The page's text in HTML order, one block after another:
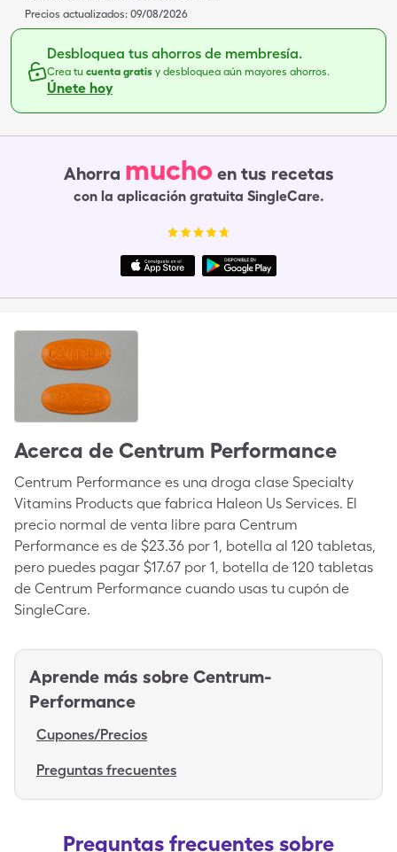
Precios actualizados: 09/08/2026
Desbloquea tus ahorros de membresía.
Crea tu cuenta gratis y desbloquea aún mayores ahorros.
Únete hoy
Ahorra mucho en tus recetas
con la aplicación gratuita SingleCare.
Acerca de Centrum Performance
Centrum Performance es una droga clase Specialty
Vitamins Products que fabrica Haleon Us Services. El
precio normal de venta libre para Centrum
Performance es de $23.36 por 1, botella al 120 tabletas,
pero puedes pagar $17.67 por 1, botella de 120 tabletas
de Centrum Performance cuando usas tu cupón de
SingleCare.
Aprende más sobre Centrum-
Performance
Cupones/Precios
Preguntas frecuentes
Preguntas frecuentes sobre